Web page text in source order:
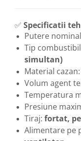
✅ Specificatii
Putere
Tip
simultan)
Material cazan:
Volum agent
Temperatura
Presiune
Tiraj: fortat,
Alimentare pe